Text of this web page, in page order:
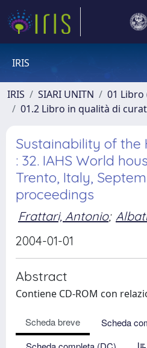
IRIS
IRIS SIARI UNITN
01 Libro
01.2 Libro in qualità di
Sustainability of the
: 32. IAHS World
Trento, Italy,
proceedings
Frattari, Antonio;
2004-01-01
Abstract
Contiene CD-ROM con
Scheda breve
Scheda